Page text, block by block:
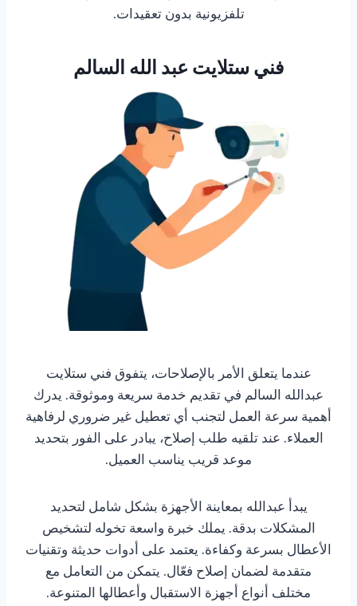
تلفزيونية بدون تعقيدات.
فني ستلايت عبد الله السالم
عندما يتعلق الأمر بالإصلاحات، يتفوق فني ستلايت
عبدالله السالم في تقديم خدمة سريعة وموثوقة. يدرك
أهمية سرعة العمل لتجنب أي تعطيل غير ضروري لرفاهية
العملاء. عند تلقيه طلب إصلاح، يبادر على الفور بتحديد
موعد قريب يناسب العميل.
يبدأ عبدالله بمعاينة الأجهزة بشكل شامل لتحديد
المشكلات بدقة. يملك خبرة واسعة تخوله لتشخيص
الأعطال بسرعة وكفاءة. يعتمد على أدوات حديثة وتقنيات
متقدمة لضمان إصلاح فعّال. يتمكن من التعامل مع
مختلف أنواع أجهزة الاستقبال وأعطالها المتنوعة.